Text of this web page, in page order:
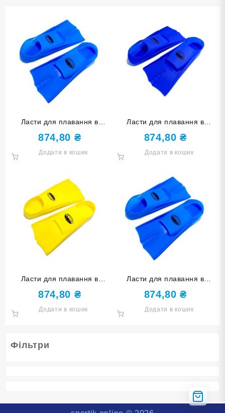
Фільтри
Ласти для плавання в
басейні SNS. Розмір 33-35.
Колір блакитний TE-2737-1-
3335-Г
874,80 ₴
Додати в кошик
Ласти для плавання в
басейні SNS. Розмір 27-29.
Колір синій TE-2737-1-
2729-С
874,80₴
Додати в кошик
Ласти для плавання в
басейні SNS. Розмір 27-29.
Колір жовтий TE-2737-1-
2729-Ж
874,80 ₴
Додати в кошик
Ласти для плавання в
басейні SNS. Розмір 27-29.
Колір блакитний TE-2737-1-
2729-Г
874,80₴
Додати в кошик